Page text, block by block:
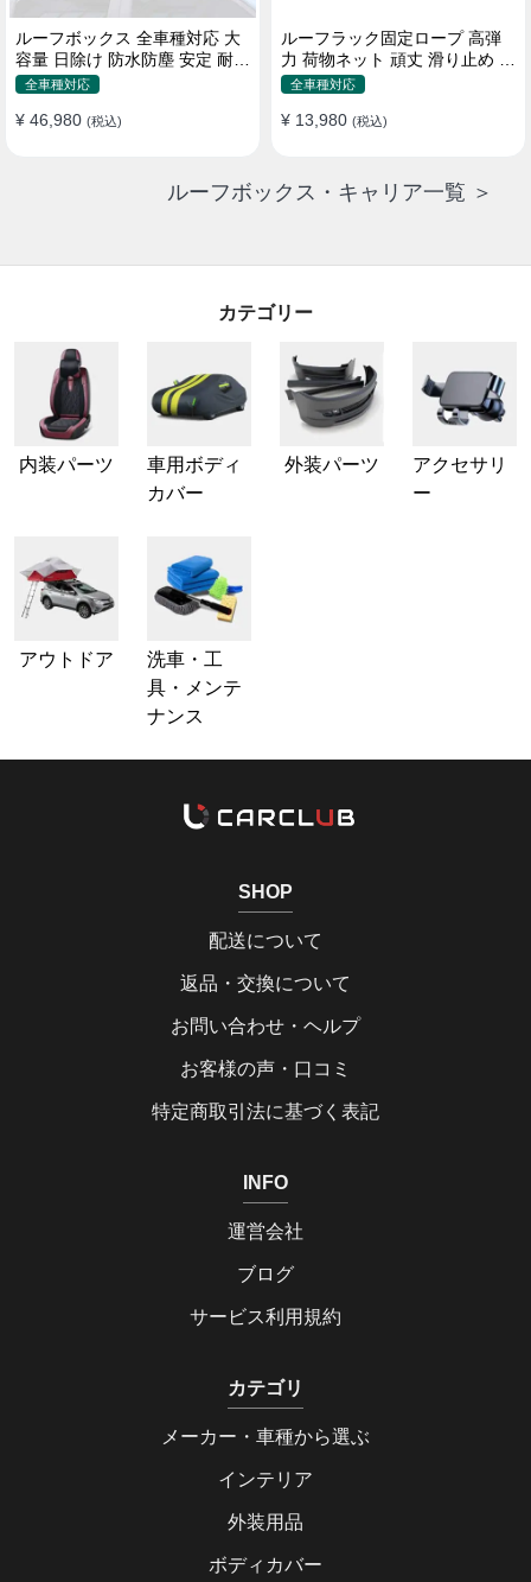
ルーフボックス 全車種対応 大
容量 日除け 防水防塵 安定 耐久
使い便利 折畳式 車用ラゲッジ
全車種対応
¥ 46,980 (税込)
ルーフラック固定ロープ 高弾
力 荷物ネット 頑丈 滑り止め ス
トラップ付き ベースキャリア
全車種対応
¥ 13,980 (税込)
ルーフボックス・キャリア一覧 ＞
カテゴリー
内装パーツ
車用ボディ
カバー
外装パーツ
アクセサリ
ー
アウトドア
洗車・工
具・メンテ
ナンス
SHOP
配送について
返品・交換について
お問い合わせ・ヘルプ
お客様の声・口コミ
特定商取引法に基づく表記
INFO
運営会社
ブログ
サービス利用規約
カテゴリ
メーカー・車種から選ぶ
インテリア
外装用品
ボディカバー